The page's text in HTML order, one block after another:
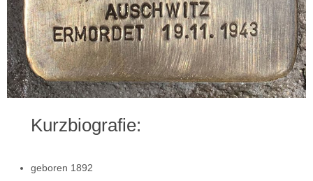
Kurzbiografie:
geboren 1892